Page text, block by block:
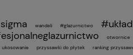
sigma wandeli #glazurnictwo
otwornice
ukosowanie przyssawki do płytek ranking